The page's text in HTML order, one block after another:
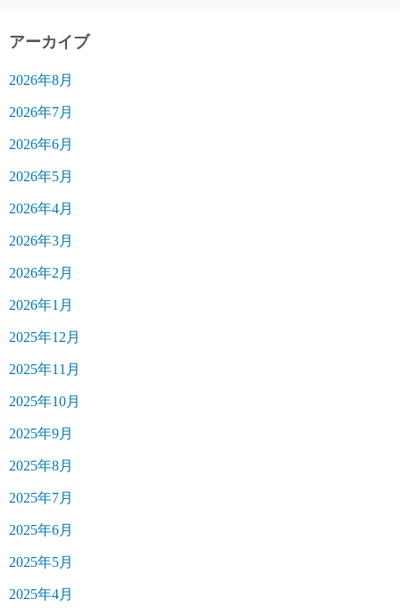
アーカイブ
2026年8月
2026年7月
2026年6月
2026年5月
2026年4月
2026年3月
2026年2月
2026年1月
2025年12月
2025年11月
2025年10月
2025年9月
2025年8月
2025年7月
2025年6月
2025年5月
2025年4月